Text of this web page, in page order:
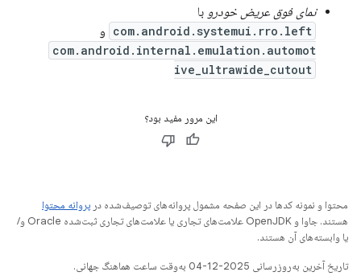
نمای فوق عریض خودرو با
com.android.systemui.rro.left و
com.android.internal.emulation.automot
ive_ultrawide_cutout
این مرور مفید بود؟
محتوا و نمونه کدها در این صفحه مشمول پروانه‌های توصیف‌شده در پروانه محتوا
هستند. جاوا و OpenJDK علامت‌های تجاری یا علامت‌های تجاری ثبت‌شده Oracle و/
یا وابسته‌های آن هستند.
تاریخ آخرین به‌روزرسانی 2025-12-04 به‌وقت ساعت هماهنگ جهانی.